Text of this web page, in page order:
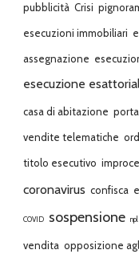
pubblicità Crisi
esecuzioni immobiliari
assegnazione
esecuzione
casa di abitazione
vendite telematiche
titolo esecutivo
coronavirus confisca
COVID sospensione npl
vendita opposizione